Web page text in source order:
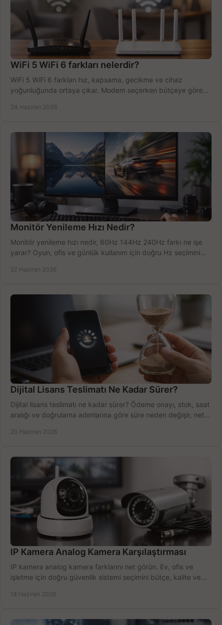
WiFi 5 WiFi 6 farkları nelerdir?
WiFi 5 WiFi 6 farkları hız, kapsama, gecikme ve cihaz
yoğunluğunda ortaya çıkar. Modem seçerken bütçeye göre
24 Haziran 2026
Monitör Yenileme Hızı Nedir?
Monitör yenileme hızı nedir, 60Hz 144Hz 240Hz farkı ne işe
yarar? Oyun, ofis ve günlük kullanım için doğru Hz seçimini
22 Haziran 2026
Dijital Lisans Teslimatı Ne Kadar Sürer?
Dijital lisans teslimatı ne kadar sürer? Ödeme onayı, stok, saat
aralığı ve doğrulama adımlarına göre süre neden değişir, net
20 Haziran 2026
IP Kamera Analog Kamera Karşılaştırması
IP kamera analog kamera farklarını net görün. Ev, ofis ve
işletme için doğru güvenlik sistemi seçimini bütçe, kalite ve
18 Haziran 2026